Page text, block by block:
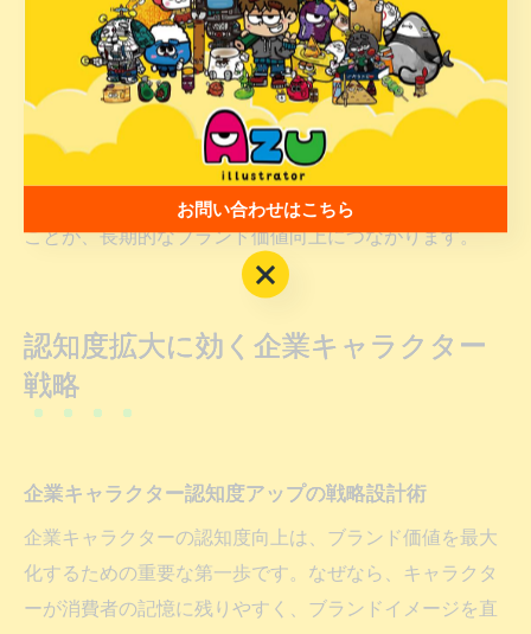
が挙げられます。企業キャラクター一覧やランキングを
参考に、自社ブランドに適した活用方法を検討すること
が効果的です。
注意点として、ランキング上位キャラクターの手法をそ
のまま模倣するのではなく、自社のブランド戦略やター
ゲット層に最適化したオリジナルの活用方針を策定する
ことが、長期的なブランド価値向上につながります。
認知度拡大に効く企業キャラクター
戦略
企業キャラクター認知度アップの戦略設計術
企業キャラクターの認知度向上は、ブランド価値を最大
化するための重要な第一歩です。なぜなら、キャラクタ
ーが消費者の記憶に残りやすく、ブランドイメージを直
お問い合わせはこちら
お問い合わせはこちら